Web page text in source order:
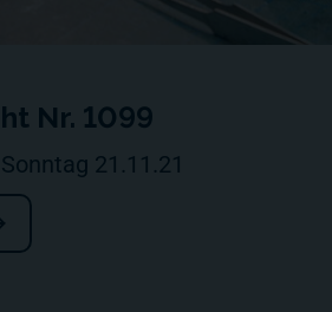
Nr. 1099
21.11.21